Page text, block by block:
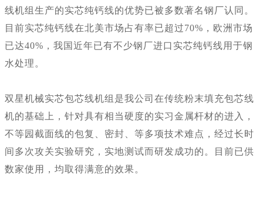
线机组生产的实芯纯钙线的优势已被多数著名钢厂认同。
目前实芯纯钙线在北美市场占有率已超过70%， 欧洲市场
已达40%，我国近年已有不少钢厂进口实芯纯钙线用于钢
水处理。
双星机械实芯包芯线机组是我公司在传统粉末填充包芯线
机的基础上，针对具有相当硬度的实习金属杆材的进入，
不等园截面线的包复、密封、等多项技术难点，经过长时
间多次攻关实验研究，实地测试而研发成功的。目前已供
数家使用，均取得满意的效果。